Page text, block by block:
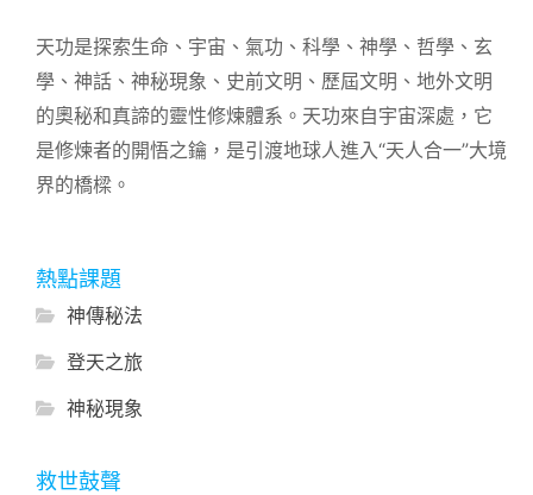
天功是探索生命、宇宙、氣功、科學、神學、哲學、玄
學、神話、神秘現象、史前文明、歷屆文明、地外文明
的奧秘和真諦的靈性修煉體系。天功來自宇宙深處，它
是修煉者的開悟之鑰，是引渡地球人進入“天人合一”大境
界的橋樑。
熱點課題
神傳秘法
登天之旅
神秘現象
救世鼓聲